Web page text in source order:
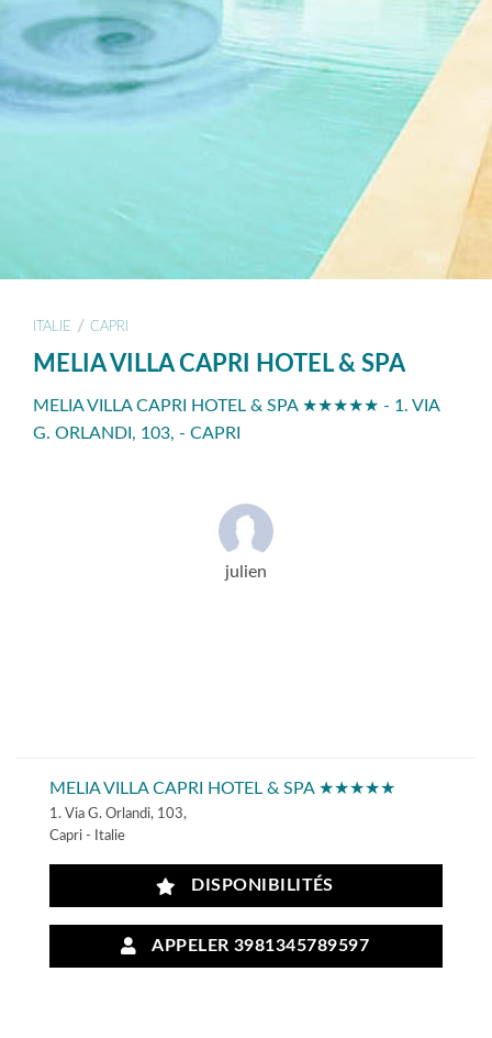
ITALIE / CAPRI
MELIA VILLA CAPRI HOTEL & SPA
MELIA VILLA CAPRI HOTEL & SPA ★★★★★ - 1. VIA
G. ORLANDI, 103, - CAPRI
julien
MELIA VILLA CAPRI HOTEL & SPA ★★★★★
1. Via G. Orlandi, 103,
Capri - Italie
DISPONIBILITÉS
APPELER 3981345789597